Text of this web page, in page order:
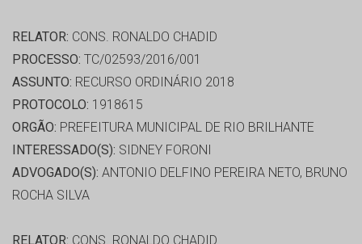
RELATOR: CONS. RONALDO CHADID
PROCESSO: TC/02593/2016/001
ASSUNTO: RECURSO ORDINÁRIO 2018
PROTOCOLO: 1918615
ORGÃO: PREFEITURA MUNICIPAL DE RIO BRILHANTE
INTERESSADO(S): SIDNEY FORONI
ADVOGADO(S): ANTONIO DELFINO PEREIRA NETO, BRUNO
ROCHA SILVA
RELATOR: CONS. RONALDO CHADID